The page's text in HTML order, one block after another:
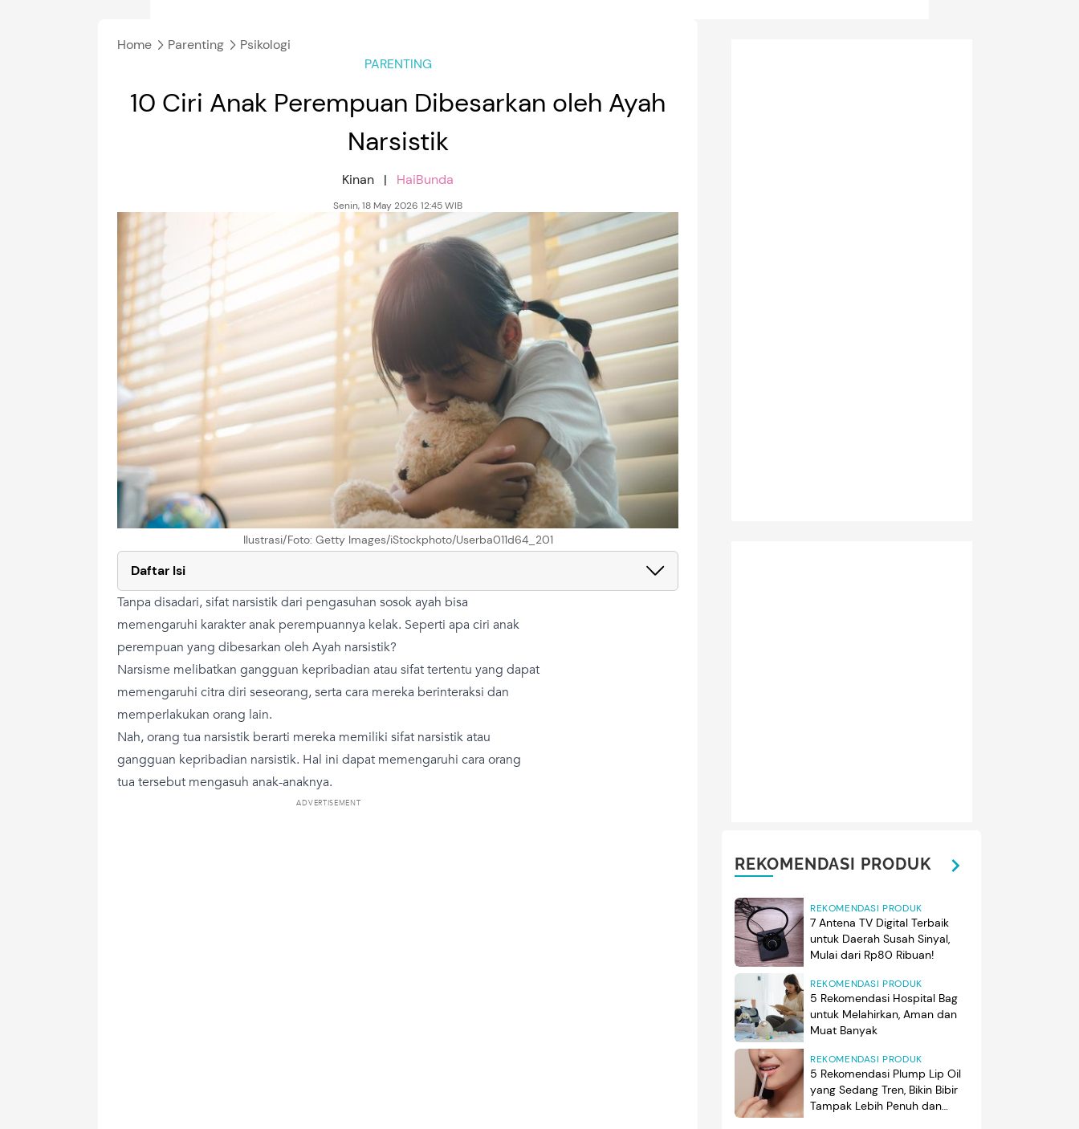
Home Parenting
Psikologi
PARENTING
10 Ciri Anak Perempuan Dibesarkan oleh Ayah
Narsistik
Kinan | HaiBunda
Senin, 18 May 2026 12:45 WIB
Ilustrasi/Foto: Getty Images/iStockphoto/Userba011d64_201
Daftar Isi
Tanpa disadari, sifat narsistik dari pengasuhan sosok ayah bisa
memengaruhi karakter anak perempuannya kelak. Seperti apa ciri anak
perempuan yang dibesarkan oleh Ayah narsistik?
Narsisme melibatkan gangguan kepribadian atau sifat tertentu yang dapat
memengaruhi citra diri seseorang, serta cara mereka berinteraksi dan
memperlakukan orang lain.
Nah, orang tua narsistik berarti mereka memiliki sifat narsistik atau
gangguan kepribadian narsistik. Hal ini dapat memengaruhi cara orang
tua tersebut mengasuh anak-anaknya.
ADVERTISEMENT
REKOMENDASI PRODUK
REKOMENDASI PRODUK
7 Antena TV Digital Terbaik
untuk Daerah Susah Sinyal,
Mulai dari Rp80 Ribuan!
REKOMENDASI PRODUK
5 Rekomendasi Hospital Bag
untuk Melahirkan, Aman dan
Muat Banyak
REKOMENDASI PRODUK
5 Rekomendasi Plump Lip Oil
yang Sedang Tren, Bikin Bibir
Tampak Lebih Penuh dan